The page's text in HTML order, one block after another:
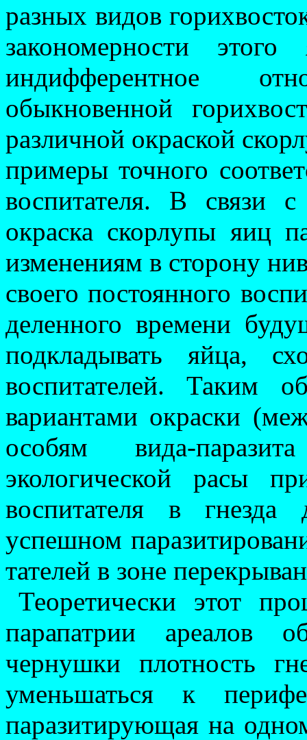
разных видов
закономерности
индифферент­ное
обыкновенной
различной окраской
примеры точного
воспитателя. В связи
окраска скорлупы яиц
изменениям в сторону
своего по­стоянного
деленного времени
подкладывать яйца,
воспитателей. Таким
вариантами окраски
особям вида-
экологической расы
воспитателя в
успешном
тателей в зоне
Теоретически этот
парапатрии ареалов
чернушки плотность
уменьшаться к
паразитирующая на